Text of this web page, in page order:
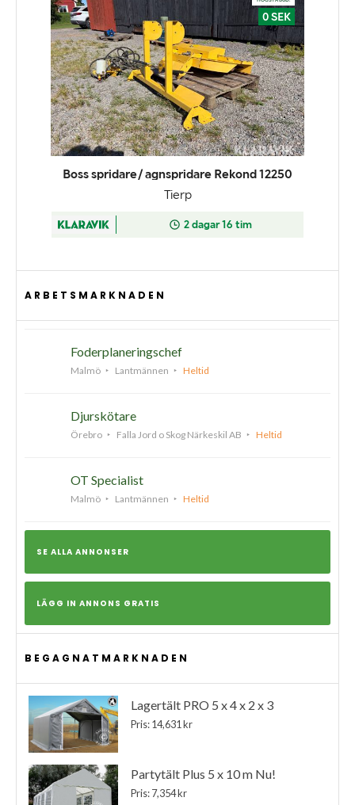
ARBETSMARKNADEN
Foderplaneringschef
Malmö Lantmännen Heltid
Djurskötare
Örebro Falla Jord o Skog Närkeskil AB Heltid
OT Specialist
Malmö Lantmännen Heltid
SE ALLA ANNONSER
LÄGG IN ANNONS GRATIS
BEGAGNATMARKNADEN
Lagertält PRO 5 x 4 x 2 x 3
Pris: 14,631 kr
Partytält Plus 5 x 10 m Nu!
Pris: 7,354 kr